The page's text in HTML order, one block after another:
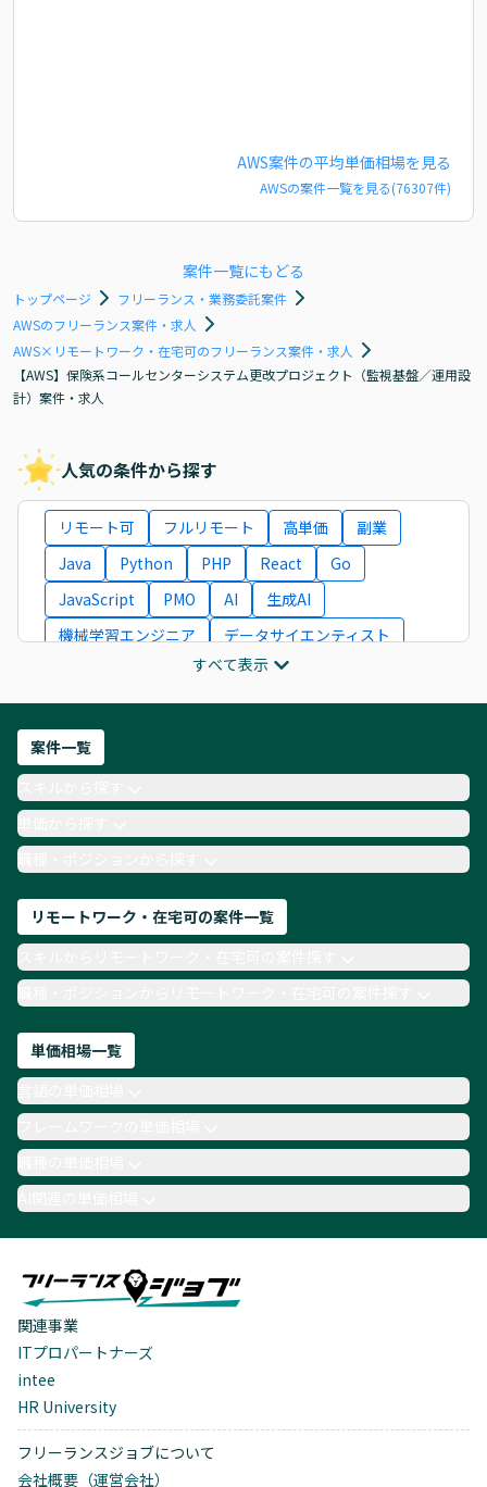
AWS案件の平均単価相場を見る
AWSの案件一覧を見る(76307件)
案件一覧にもどる
トップページ
フリーランス・業務委託案件
AWSのフリーランス案件・求人
AWS×リモートワーク・在宅可のフリーランス案件・求人
【AWS】保険系コールセンターシステム更改プロジェクト（監視基盤／運用設
計）案件・求人
人気の条件から探す
リモート可 フルリモート 高単価
副業
Java
Python PHP React
Go
JavaScript
PMO AI
生成AI
機械学習エンジニア
データサイエンティスト
ITコンサルタント
フロントエンドエンジニア
ネットワークエンジニア
AIエンジニア
Webデザイナー
月収100万円 業務委託
COBOL
Ruby
TypeScript
Laravel AWS
すべて表示
案件一覧
単価から探す
職種・ポジションから探す
リモートワーク・在宅可の案件一覧
職種・ポジションからリモートワーク・在宅可の案件探す
単価相場一覧
職種の単価相場
AI関連の単価相場
関連事業
ITプロパートナーズ
intee
HR University
フリーランスジョブについて
会社概要（運営会社）